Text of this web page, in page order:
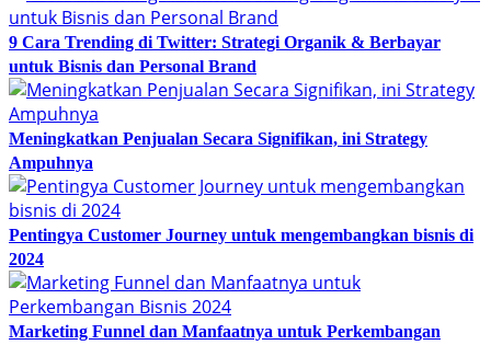
9 Cara Trending di Twitter: Strategi Organik & Berbayar
untuk Bisnis dan Personal Brand
Meningkatkan Penjualan Secara Signifikan, ini Strategy
Ampuhnya
Pentingya Customer Journey untuk mengembangkan bisnis di
2024
Marketing Funnel dan Manfaatnya untuk Perkembangan